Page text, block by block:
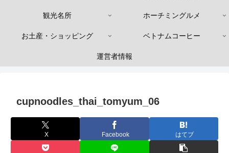
観光名所 ホーチミングルメ
お土産・ショッピング ベトナムコーヒー
運営者情報
cupnoodles_thai_tomyum_06
X Facebook はてブ